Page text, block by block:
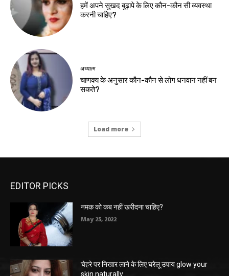
हमें अपने सुखद बुढ़ापे के लिए कौन-कौन सी व्यवस्था
करनी चाहिए?
अध्यात्म
चाणक्य के अनुसार कौन-कौन से लोग धनवान नहीं बन
सकते?
Load more
EDITOR PICKS
नमक को कब नहीं खरीदना चाहिए?
May 25, 2022
चेहरे पर निखार लाने के लिए घरेलू उपाय glow your
skin naturally